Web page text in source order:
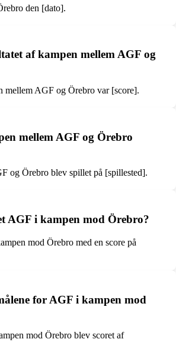
den [dato].
af kampen mellem AGF og
mellem AGF og Örebro var [score].
mellem AGF og Örebro
og Örebro blev spillet på [spillested].
AGF i kampen mod Örebro?
mod Örebro med en score på
for AGF i kampen mod
mod Örebro blev scoret af